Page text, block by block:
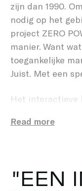
zijn dan 1990.
nodig op het
project ZERO
manier. Want
toegankelijke
Juist. Met een
Het interactieve
laat zien welke
energie,
Read more
"EEN I